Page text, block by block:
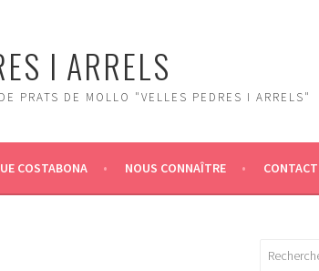
I ARRELS
PRATS DE MOLLO "VELLES PEDRES I ARRELS"
COSTABONA NOUS CONNAÎTRE CONTACT
Rechercher :